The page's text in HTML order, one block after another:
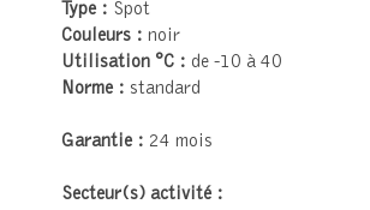
Type : Spot
Couleurs : noir
Utilisation °C : de -10 à 40
Norme : standard
Garantie : 24 mois
Secteur(s) activité :